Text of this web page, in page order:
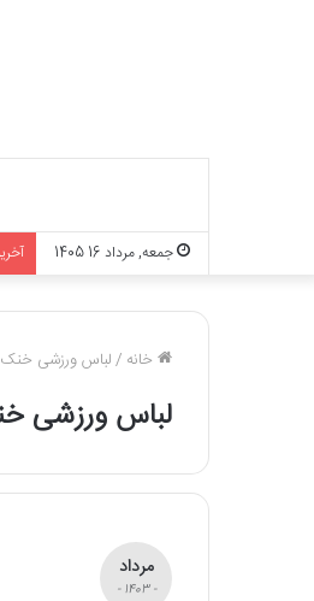
جمعه, مرداد 16 1405
خانه /لباس ورزشی خنک
لباس ورزشی
مرداد
- 1403 -